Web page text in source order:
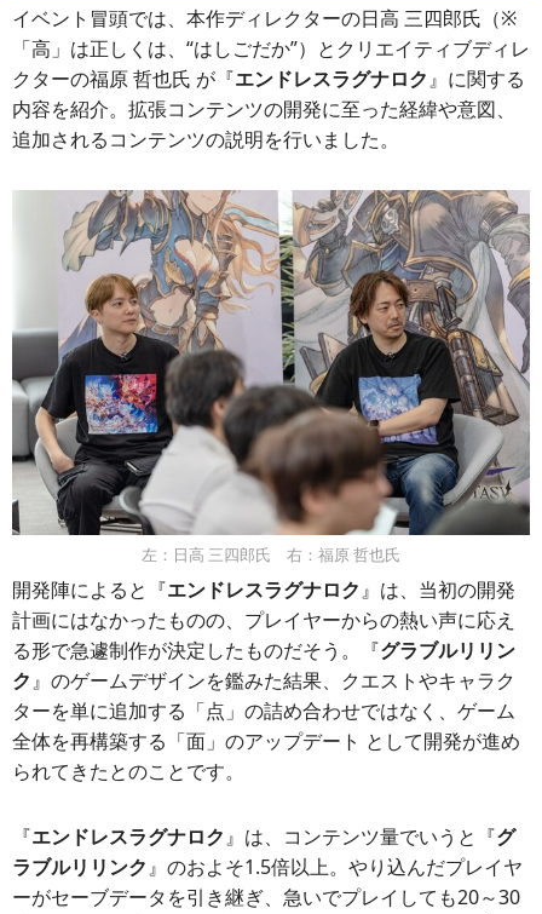
イベント冒頭では、本作ディレクターの日高 三四郎氏（※
「高」は正しくは、“はしごだか”）とクリエイティブディレ
クターの福原 哲也氏 が『エンドレスラグナロク』に関する
内容を紹介。拡張コンテンツの開発に至った経緯や意図、
追加されるコンテンツの説明を行いました。
左：日高 三四郎氏 右：福原 哲也氏
開発陣によると『エンドレスラグナロク』は、当初の開発
計画にはなかったものの、プレイヤーからの熱い声に応え
る形で急遽制作が決定したものだそう。『グラブルリリン
ク』のゲームデザインを鑑みた結果、クエストやキャラク
ターを単に追加する「点」の詰め合わせではなく、ゲーム
全体を再構築する「面」のアップデート として開発が進め
られてきたとのことです。
『エンドレスラグナロク』は、コンテンツ量でいうと『グ
ラブルリリンク』のおよそ1.5倍以上。やり込んだプレイヤ
ーがセーブデータを引き継ぎ、急いでプレイしても20～30